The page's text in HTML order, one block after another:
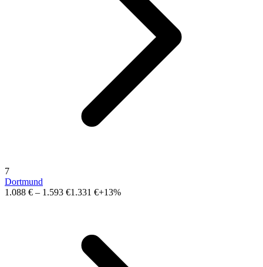
7
Dortmund
1.088 € – 1.593 €1.331 €+13%